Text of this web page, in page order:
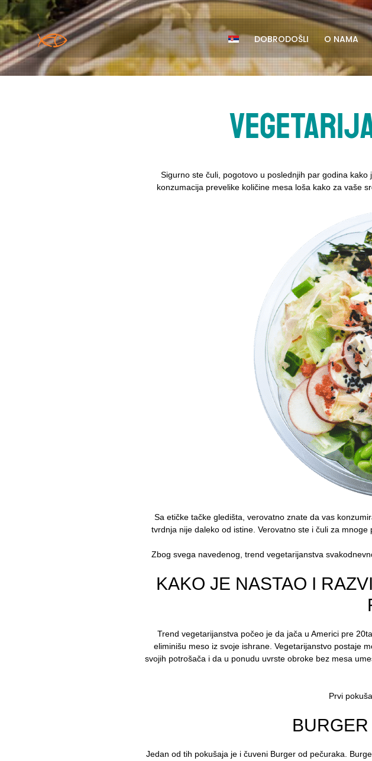
DOBRODOŠLI O NAMA
Sigurno ste čuli, pogotovo u poslednjih par godina
konzumacija prevelike količine mesa loša kako za vaše
Sa etičke tačke gledišta, verovatno znate da vas
tvrdnja nije daleko od istine. Verovatno ste i čuli za
Zbog svega navedenog, trend vegetarijanstva
KAKO JE NASTAO I
Trend vegetarijanstva počeo je da jača u Americi pre
eliminišu meso iz svoje ishrane. Vegetarijanstvo postaje
svojih potrošača i da u ponudu uvrste obroke bez mesa
Prvi
Jedan od tih pokušaja je i čuveni Burger od pečuraka.